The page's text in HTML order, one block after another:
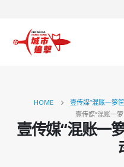
HOME 壹传媒“混账一箩
壹传媒“混账一
壹传媒“混账一